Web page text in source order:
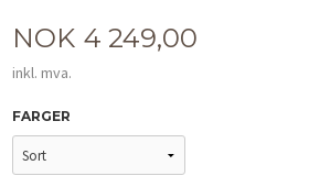
Pris
NOK 4 249,00
inkl. mva.
FARGER